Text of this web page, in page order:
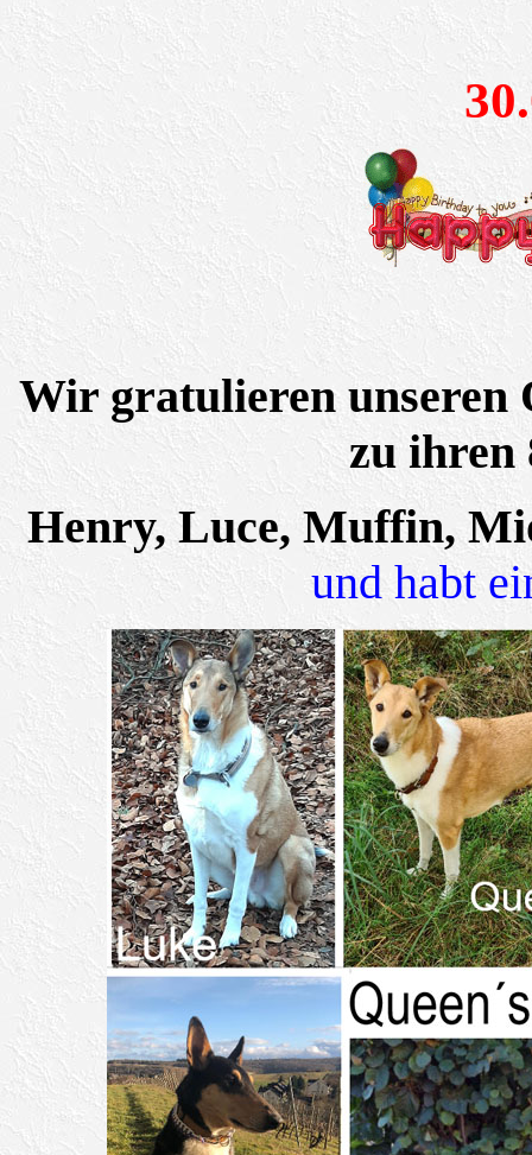
Wir gratulieren
zu ihren
Henry, Luce, Muffin,
und habt